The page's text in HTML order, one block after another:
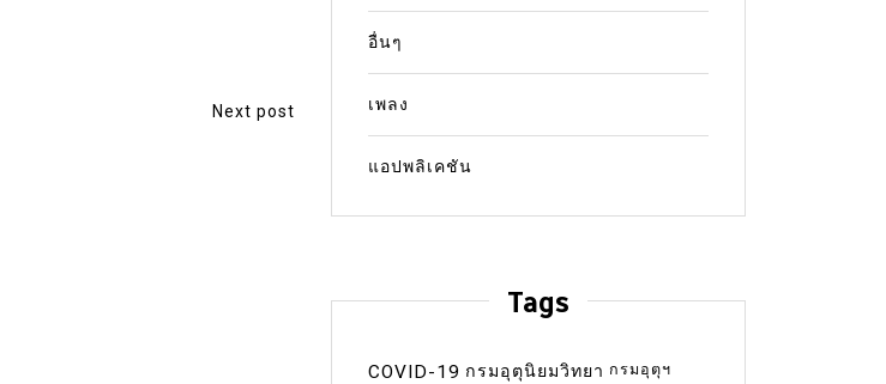
Read out all
Next post
อื่นๆ
เพลง
แอปพลิเคชัน
Tags
COVID-19 กรมอุตุนิยมวิทยา กรมอุตุฯ